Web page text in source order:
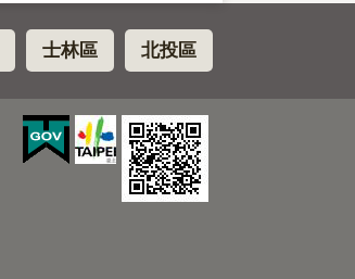
士林區 北投區